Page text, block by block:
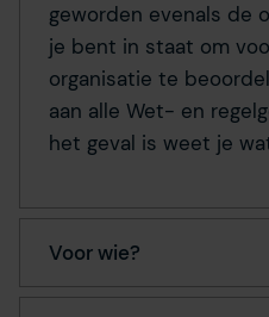
geworden evenals de
je bent in staat om
organisatie te
aan alle Wet- en
het geval is weet je
Voor wie?